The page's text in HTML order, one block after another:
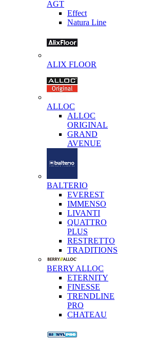
AGT
Effect
Natura Line
ALIX FLOOR
ALLOC
ALLOC
ORIGINAL
GRAND
AVENUE
BALTERIO
EVEREST
IMMENSO
LIVANTI
QUATTRO
PLUS
RESTRETTO
TRADITIONS
BERRY ALLOC
ETERNITY
FINESSE
TRENDLINE
PRO
CHATEAU